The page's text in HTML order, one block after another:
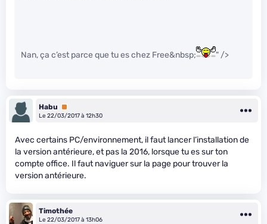
Nan, ça c’est parce que tu es chez Free&nbsp; " />
Habu
Premium
Le 22/03/2017 à 12h30
Avec certains PC/environnement, il faut lancer l’installation de
la version antérieure, et pas la 2016, lorsque tu es sur ton
compte office. Il faut naviguer sur la page pour trouver la
version antérieure.
Timothée
Le 22/03/2017 à 13h06